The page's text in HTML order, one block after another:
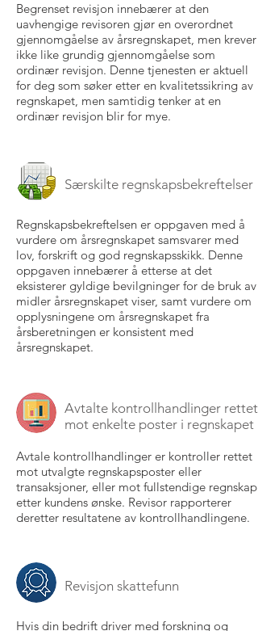
Begrenset revisjon innebærer at den
uavhengige revisoren gjør en overordnet
gjennomgåelse av årsregnskapet, men krever
ikke like grundig gjennomgåelse som
ordinær revisjon. Denne tjenesten er aktuell
for deg som søker etter en kvalitetssikring av
regnskapet, men samtidig tenker at en
ordinær revisjon blir for mye.
Særskilte regnskapsbekreftelser
Regnskapsbekreftelsen er oppgaven med å
vurdere om årsregnskapet samsvarer med
lov, forskrift og god regnskapsskikk. Denne
oppgaven innebærer å etterse at det
eksisterer gyldige bevilgninger for de bruk av
midler årsregnskapet viser, samt vurdere om
opplysningene om årsregnskapet fra
årsberetningen er konsistent med
årsregnskapet.
Avtalte kontrollhandlinger rettet
mot enkelte poster i regnskapet
Avtale kontrollhandlinger er kontroller rettet
mot utvalgte regnskapsposter eller
transaksjoner, eller mot fullstendige regnskap
etter kundens ønske. Revisor rapporterer
deretter resultatene av kontrollhandlingene.
Revisjon skattefunn
Hvis din bedrift driver med forskning og